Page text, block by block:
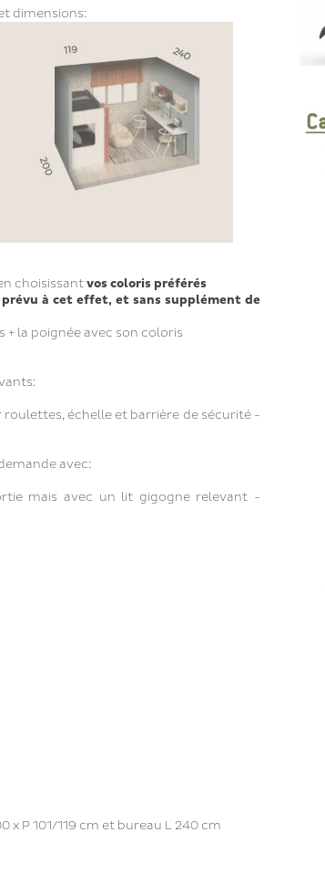
dimensions:
choisissantvos coloris préférés
à cet effet, et sans supplément de
+ la poignée avec son coloris
échelle et barrière de sécurité -
avec:
mais avec un lit gigogne relevant -
x P 101/119 cm et bureau L 240 cm